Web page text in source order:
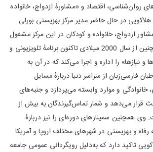
روان‌شناسی، اقتصاد و «مشاورهٔ ازدواج، خانواده
در حال حاضر مدیر مرکز بهزیستی بورلی
ازدواج، خانواده و کودکان در این مرکز مشغول
فعالیت است. وی همچنین از سال 2000 میلادی تاکنون برنامهٔ تلویزیونی و
و نیازها» را اداره و اجرا می‌کند که در آن به
فارسی‌زبان از سراسر دنیا دربارهٔ مسایل
خانوادگی و موارد وابسته می‌پردازد و جنبه‌های
قرار می‌دهد و شمار تماس‌گیرندگان به بیش از
وی همچنین سمینارهای دوره‌ای را نیز دربارهٔ
و بهزیستی در شهرهای مختلف اروپا و آمریکا
تاکید دارد که به‌دلیل رویگردانی عمومی جامعه